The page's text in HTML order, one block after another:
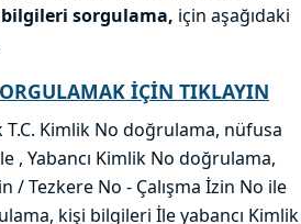
sorgulama, için aşağıdaki
İÇİN TIKLAYIN
T.C. Kimlik No doğrulama, nüfusa
, Yabancı Kimlik No doğrulama,
/ Tezkere No - Çalışma İzin No ile
kişi bilgileri İle yabancı Kimlik